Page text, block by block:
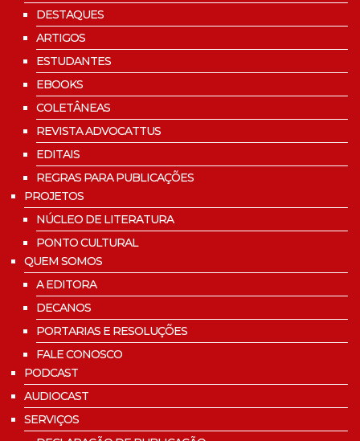
DESTAQUES
ARTIGOS
ESTUDANTES
EBOOKS
COLETÂNEAS
REVISTA ADVOCATTUS
EDITAIS
REGRAS PARA PUBLICAÇÕES
PROJETOS
NÚCLEO DE LITERATURA
PONTO CULTURAL
QUEM SOMOS
A EDITORA
DECANOS
PORTARIAS E RESOLUÇÕES
FALE CONOSCO
PODCAST
AUDIOCAST
SERVIÇOS